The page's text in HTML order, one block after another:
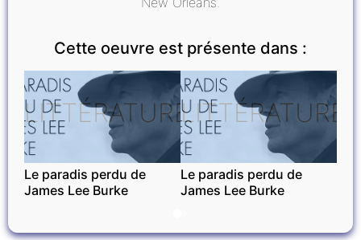
Cette oeuvre est présente dans :
LITTÉRATURE
Le paradis perdu de
James Lee Burke
LITTÉRATURE
Le paradis perdu de
James Lee Burke